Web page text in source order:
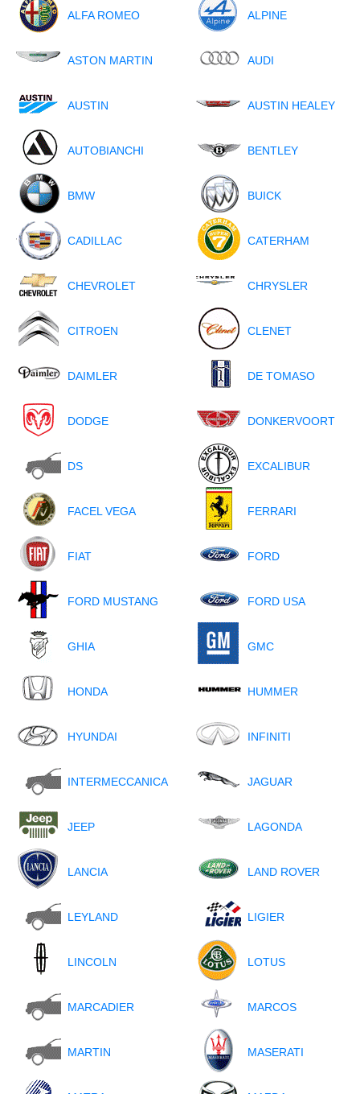
ALFA ROMEO ALPINE
ASTON MARTIN AUDI
AUSTIN AUSTIN HEALEY
AUTOBIANCHI BENTLEY
BMW BUICK
CADILLAC CATERHAM
CHEVROLET CHRYSLER
CITROEN CLENET
DAIMLER DE TOMASO
DODGE DONKERVOORT
DS EXCALIBUR
FACEL VEGA FERRARI
FIAT FORD
FORD MUSTANG FORD USA
GHIA GMC
HONDA HUMMER
HYUNDAI INFINITI
INTERMECCANICA JAGUAR
JEEP LAGONDA
LANCIA LAND ROVER
LEYLAND LIGIER
LINCOLN LOTUS
MARCADIER MARCOS
MARTIN MASERATI